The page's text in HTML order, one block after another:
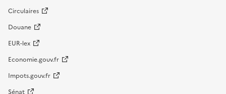
Circulaires
Douane
EUR-lex
Economie.gouv.fr
Impots.gouv.fr
Sénat